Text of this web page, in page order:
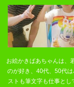
お絵かきばあちゃんは、
のが好き、40代、50代
ストも筆文字も仕事と